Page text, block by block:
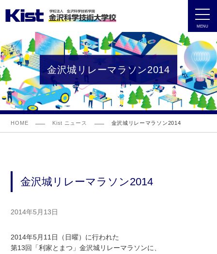
MENU
金沢城リレーマラソン2014
HOME Kist ニュース 金沢城リレーマラソン2014
金沢城リレーマラソン2014
2014年5月13日
2014年5月11日（日曜）に行われた
第13回「利家とまつ」金沢城リレーマラソンに、